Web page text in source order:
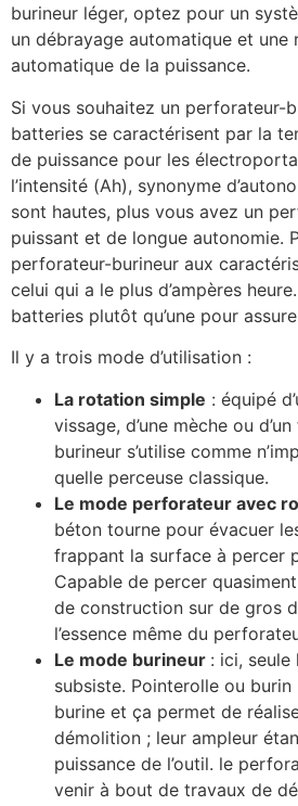
burineur léger, optez pour un
un débrayage automatique et une
automatique de la puissance.
Si vous souhaitez un perforateur-
batteries se caractérisent par la
de puissance pour les
l’intensité (Ah), synonyme
sont hautes, plus vous avez un
puissant et de longue autonomie.
perforateur-burineur aux
celui qui a le plus d’ampères
batteries plutôt qu’une pour
Il y a trois mode d’utilisation :
La rotation simple : équipé
vissage, d’une mèche ou
burineur s’utilise comme
quelle perceuse classique.
Le mode perforateur avec
béton tourne pour évacuer
frappant la surface à percer
Capable de percer
de construction sur de gros
l’essence même du
Le mode burineur : ici, seule
subsiste. Pointerolle ou burin
burine et ça permet de
démolition ; leur ampleur
puissance de l’outil. le
venir à bout de travaux de